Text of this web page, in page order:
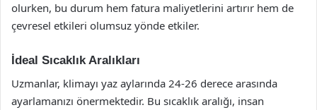
olurken, bu durum hem fatura maliyetlerini artırır hem de
çevresel etkileri olumsuz yönde etkiler.
İdeal Sıcaklık Aralıkları
Uzmanlar, klimayı yaz aylarında 24-26 derece arasında
ayarlamanızı önermektedir. Bu sıcaklık aralığı, insan